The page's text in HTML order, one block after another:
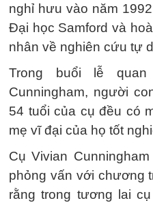
nghỉ hưu vào năm
Đại học Samford và
nhân về nghiên cứu tự
Trong buổi lễ
Cunningham, người
54 tuổi của cụ đều có
mẹ vĩ đại của họ tốt
Cụ Vivian
phỏng vấn với chương
rằng trong tương lai